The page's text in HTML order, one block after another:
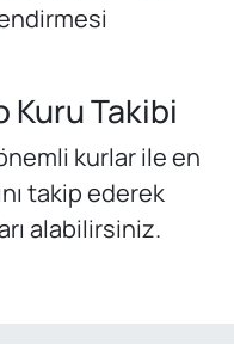
Kuru Takibi
kurlar ile en
takip ederek
alabilirsiniz.